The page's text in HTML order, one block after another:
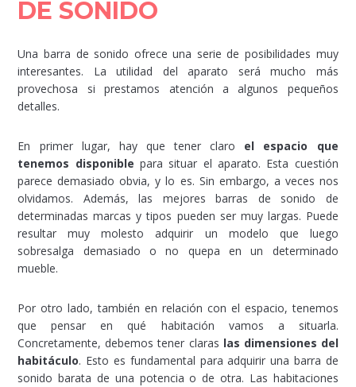
DE SONIDO
Una barra de sonido ofrece una serie de posibilidades muy
interesantes. La utilidad del aparato será mucho más
provechosa si prestamos atención a algunos pequeños
detalles.
En primer lugar, hay que tener claro el espacio que
tenemos disponible para situar el aparato. Esta cuestión
parece demasiado obvia, y lo es. Sin embargo, a veces nos
olvidamos. Además, las mejores barras de sonido de
determinadas marcas y tipos pueden ser muy largas. Puede
resultar muy molesto adquirir un modelo que luego
sobresalga demasiado o no quepa en un determinado
mueble.
Por otro lado, también en relación con el espacio, tenemos
que pensar en qué habitación vamos a situarla.
Concretamente, debemos tener claras las dimensiones del
habitáculo. Esto es fundamental para adquirir una barra de
sonido barata de una potencia o de otra. Las habitaciones